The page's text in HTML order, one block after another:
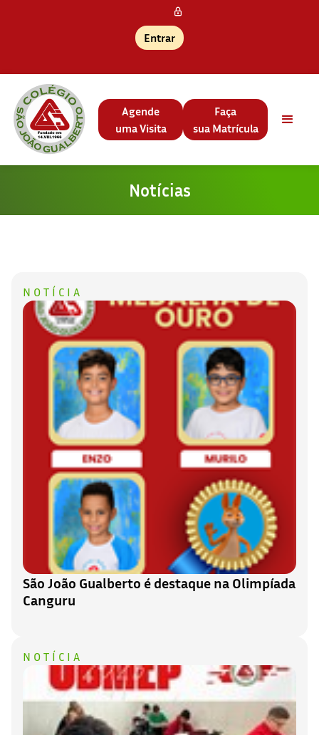
Entrar
Agende
uma Visita
Faça
sua Matrícula
Notícias
NOTÍCIA
São João Gualberto é destaque na Olimpíada
Canguru
NOTÍCIA